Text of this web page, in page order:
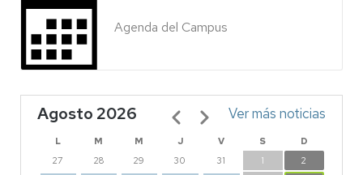
Agenda del Campus
Agosto 2026
L M M J V S
D
27
28 29 30 31 1
2
Paginación Ver más noticias